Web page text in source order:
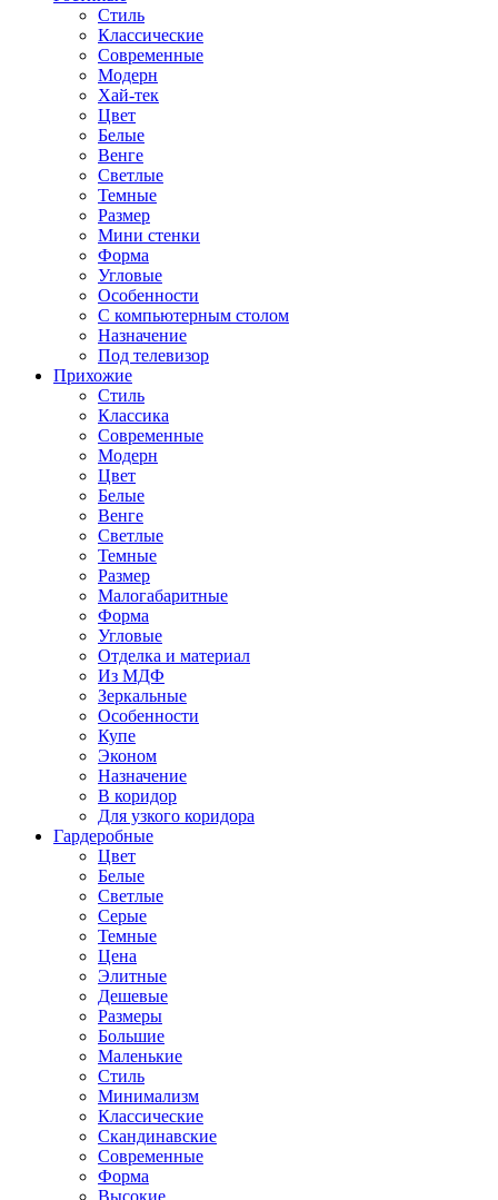
Стиль
Классические
Современные
Модерн
Хай-тек
Цвет
Белые
Венге
Светлые
Темные
Размер
Мини стенки
Форма
Угловые
Особенности
С компьютерным столом
Назначение
Под телевизор
Прихожие
Стиль
Классика
Современные
Модерн
Цвет
Белые
Венге
Светлые
Темные
Размер
Малогабаритные
Форма
Угловые
Отделка и материал
Из МДФ
Зеркальные
Особенности
Купе
Эконом
Назначение
В коридор
Для узкого коридора
Гардеробные
Цвет
Белые
Светлые
Серые
Темные
Цена
Элитные
Дешевые
Размеры
Большие
Маленькие
Стиль
Минимализм
Классические
Скандинавские
Современные
Форма
Высокие